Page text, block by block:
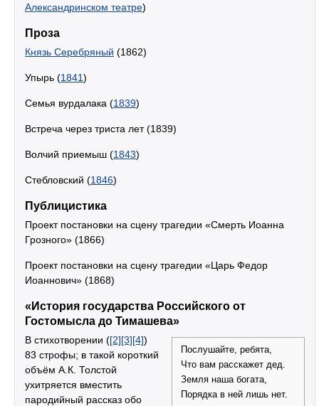
Александринском театре)
Проза
Князь Серебряный (1862)
Упырь (1841)
Семья вурдалака (1839)
Встреча через триста лет (1839)
Волчий приемыш (1843)
Стебловский (1846)
Публицистика
Проект постановки на сцену трагедии «Смерть Иоанна
Грозного» (1866)
Проект постановки на сцену трагедии «Царь Федор
Иоаннович» (1868)
«История государства Российского от
Гостомысла до Тимашева»
Послушайте, ребята,
Что вам расскажет дед.
Земля наша богата,
Порядка в ней лишь нет.
В стихотворении ([2][3][4])
83 строфы; в такой короткий
объём А.К. Толстой
ухитряется вместить
пародийный рассказ обо